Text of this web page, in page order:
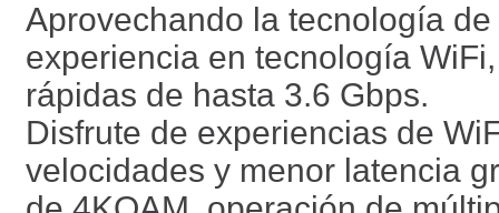
Aprovechando la tecnología
experiencia en tecnología
rápidas de hasta 3.6 Gbps.
Disfrute de experiencias de
velocidades y menor latencia